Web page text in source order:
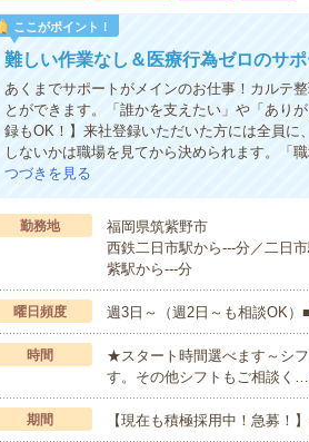
ここがポイント！
難しい作業なし＆医療行為ゼロのサ
あくまでサポートがメインのお仕事！カルテ
とができます。「誰かを支えたい」や「あり
録もOK！】来社登録いただいた方には全員に
しないかは職場を見てから決められます。「
つづきを見る
勤務地
福岡県筑紫野市
西鉄二日市駅から---分／二日
紫駅から---分
曜日頻度 週3日～（週2日～も相談OK）
時間
★スタート時間選べます～シ
す。その他シフトもご相談く…
期間 【現在も積極採用中！急募！